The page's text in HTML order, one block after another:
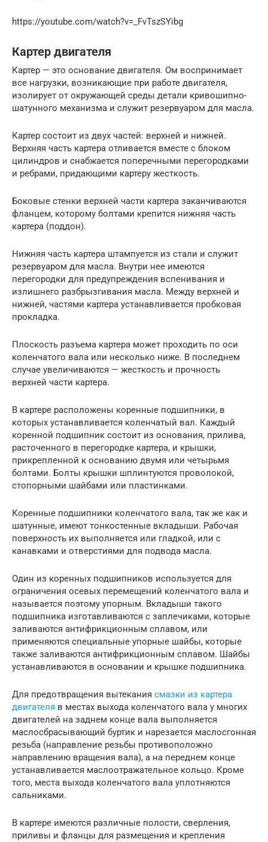
https://youtube.com/watch?v=_FvTszSYibg
Картер двигателя
Картер — это основание двигателя. Ом воспринимает
все нагрузки, возникающие при работе двигателя,
изолирует от окружающей среды детали кривошипно-
шатунного механизма и служит резервуаром для масла.
Картер состоит из двух частей: верхней и нижней.
Верхняя часть картера отливается вместе с блоком
цилиндров и снабжается поперечными перегородками
и ребрами, придающими картеру жесткость.
Боковые стенки верхней части картера заканчиваются
фланцем, которому болтами крепится нижняя часть
картера (поддон).
Нижняя часть картера штампуется из стали и служит
резервуаром для масла. Внутри нее имеются
перегородки для предупреждения вспенивания и
излишнего разбрызгивания масла. Между верхней и
нижней, частями картера устанавливается пробковая
прокладка.
Плоскость разъема картера может проходить по оси
коленчатого вала или несколько ниже. В последнем
случае увеличиваются — жесткость и прочность
верхней части картера.
В картере расположены коренные подшипники, в
которых устанавливается коленчатый вал. Каждый
коренной подшипник состоит из основания, прилива,
расточенного в перегородке картера, и крышки,
прикрепленной к основанию двумя или четырьмя
болтами. Болты крышки шплинтуются проволокой,
стопорными шайбами или пластинками.
Коренные подшипники коленчатого вала, так же как и
шатунные, имеют тонкостенные вкладыши. Рабочая
поверхность их выполняется или гладкой, или с
канавками и отверстиями для подвода масла.
Один из коренных подшипников используется для
ограничения осевых перемещений коленчатого вала и
называется поэтому упорным. Вкладыши такого
подшипника изготавливаются с заплечиками, которые
заливаются антифрикционным сплавом, или
применяются специальные упорные шайбы, которые
также заливаются антифрикционным сплавом. Шайбы
устанавливаются в основании и крышке подшипника.
Для предотвращения вытекания смазки из картера
двигателя в местах выхода коленчатого вала у многих
двигателей на заднем конце вала выполняется
маслосбрасывающий буртик и нарезается маслосгонная
резьба (направление резьбы противоположно
направлению вращения вала), а на переднем конце
устанавливается маслоотражательное кольцо. Кроме
того, места выхода коленчатого вала уплотняются
сальниками.
В картере имеются различные полости, сверления,
приливы и фланцы для размещения и крепления